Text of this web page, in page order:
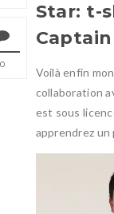
0
Star: t-
Voilà enfin
collaboration
est sous
apprendrez un